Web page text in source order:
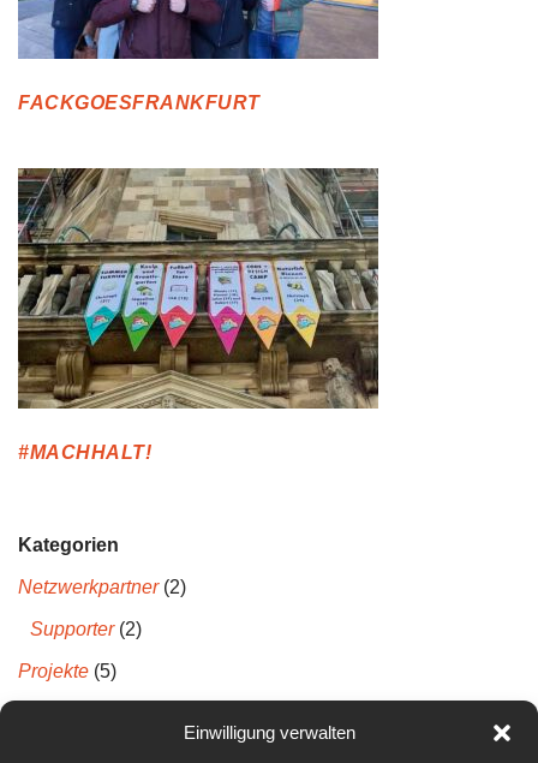
Einwilligung verwalten
FACKGOESFRANKFURT
#MACHHALT!
Kategorien
Netzwerkpartner(2)
Supporter(2)
Projekte (5)